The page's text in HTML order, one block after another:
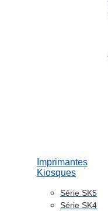
Imprimantes
Kiosques
Série SK5
Série SK4